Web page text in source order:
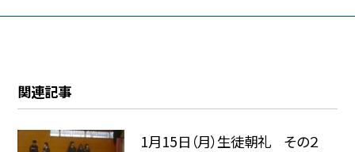
関連記事
1月15日（月）生徒朝礼 その２